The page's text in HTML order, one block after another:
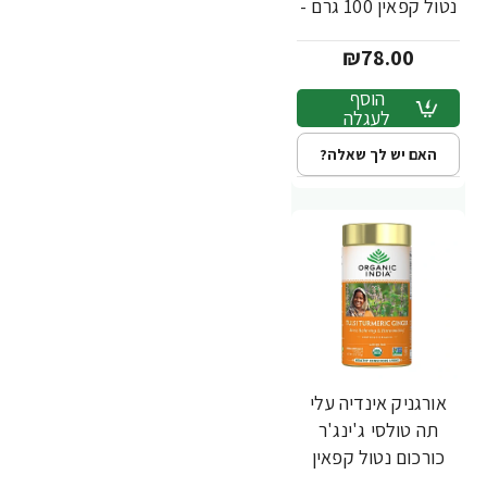
נטול קפאין 100 גרם -
₪78.00
הוסף
לעגלה
האם יש לך שאלה?
אורגניק אינדיה עלי
תה טולסי ג'ינג'ר
כורכום נטול קפאין